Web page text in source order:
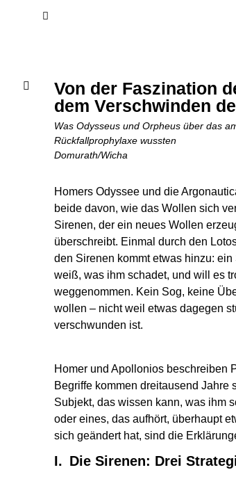
Von der Faszination
dem Verschwinden
Was Odysseus und Orpheus über das
Rückfallprophylaxe wussten
Domurath/Wicha
Homers Odyssee und die
beide davon, wie das Wollen sich
Sirenen, der ein neues Wollen
überschreibt. Einmal durch den
den Sirenen kommt etwas hinzu:
weiß, was ihm schadet, und will es
weggenommen. Kein Sog, keine
wollen – nicht weil etwas dagegen
verschwunden ist.
Homer und Apollonios beschreiben
Begriffe kommen dreitausend Jahre
Subjekt, das wissen kann, was ihm
oder eines, das aufhört, überhaupt
sich geändert hat, sind die
I. Die Sirenen: Drei